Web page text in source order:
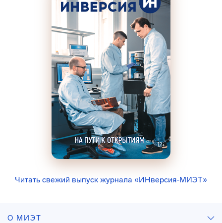
Читать свежий выпуск журнала «ИНверсия-МИЭТ»
О МИЭТ